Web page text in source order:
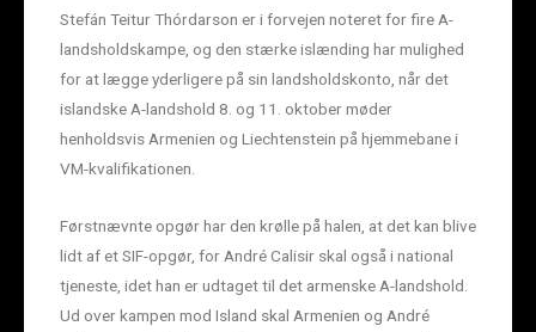
Stefán Teitur Thórdarson er i forvejen noteret for fire A-
landsholdskampe, og den stærke islænding har mulighed
for at lægge yderligere på sin landsholdskonto, når det
islandske A-landshold 8. og 11. oktober møder
henholdsvis Armenien og Liechtenstein på hjemmebane i
VM-kvalifikationen.
Førstnævnte opgør har den krølle på halen, at det kan blive
lidt af et SIF-opgør, for André Calisir skal også i national
tjeneste, idet han er udtaget til det armenske A-landshold.
Ud over kampen mod Island skal Armenien og André